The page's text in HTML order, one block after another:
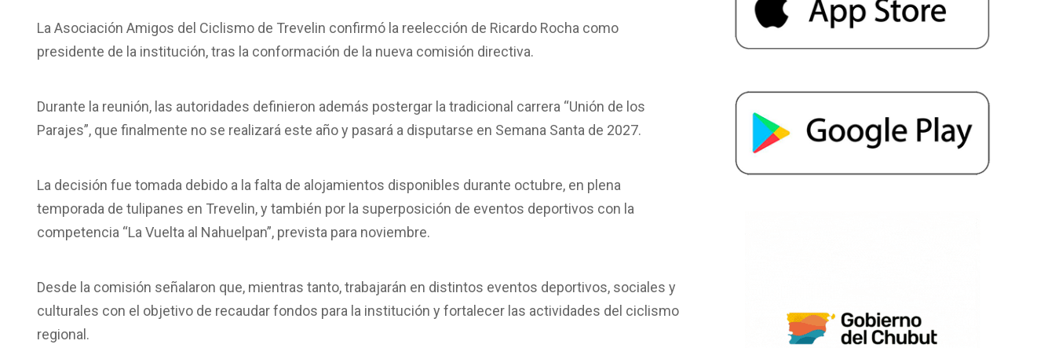
La Asociación Amigos del Ciclismo de Trevelin confirmó la reelección de Ricardo Rocha como
presidente de la institución, tras la conformación de la nueva comisión directiva.
Durante la reunión, las autoridades definieron además postergar la tradicional carrera “Unión de los
Parajes”, que finalmente no se realizará este año y pasará a disputarse en Semana Santa de 2027.
La decisión fue tomada debido a la falta de alojamientos disponibles durante octubre, en plena
temporada de tulipanes en Trevelin, y también por la superposición de eventos deportivos con la
competencia “La Vuelta al Nahuelpan”, prevista para noviembre.
Desde la comisión señalaron que, mientras tanto, trabajarán en distintos eventos deportivos, sociales y
culturales con el objetivo de recaudar fondos para la institución y fortalecer las actividades del ciclismo
regional.